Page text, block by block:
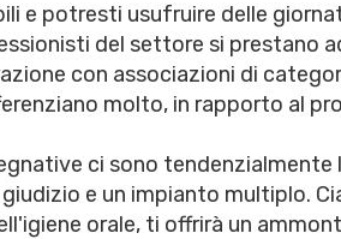
e potresti usufruire delle
del settore si prestano
con associazioni di
molto, in rapporto al
ci sono tendenzialmente
e un impianto multiplo.
orale, ti offrirà un